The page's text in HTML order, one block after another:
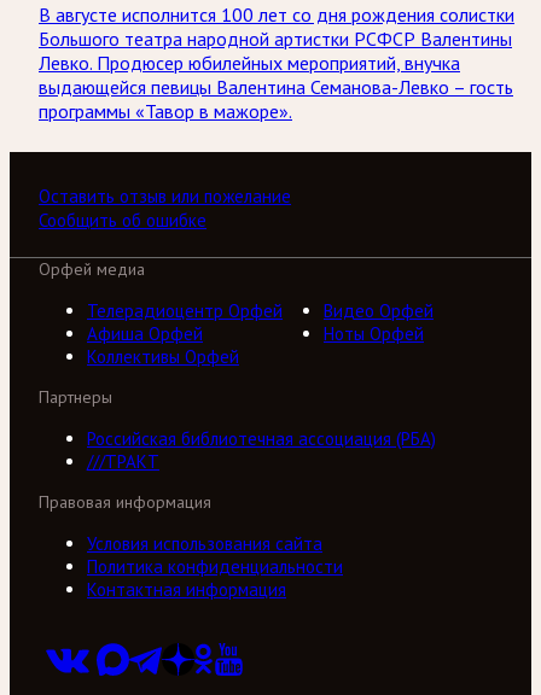
В августе исполнится 100 лет со дня рождения солистки
Большого театра народной артистки РСФСР Валентины
Левко. Продюсер юбилейных мероприятий, внучка
выдающейся певицы Валентина Семанова-Левко – гость
программы «Тавор в мажоре».
Оставить отзыв или пожелание
Сообщить об ошибке
Орфей медиа
Телерадиоцентр Орфей
Видео Орфей
Афиша Орфей
Ноты Орфей
Коллективы Орфей
Партнеры
Российская библиотечная ассоциация (РБА)
///ТРАКТ
Правовая информация
Условия использования сайта
Политика конфиденциальности
Контактная информация